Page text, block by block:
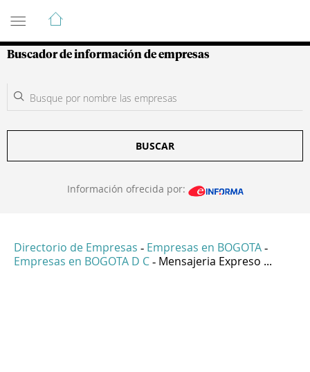
Guía de Empresas Colombianas
Buscador de información de empresas
BUSCAR
Información ofrecida por:
Directorio de Empresas - Empresas en BOGOTA -
Empresas en BOGOTA D C - Mensajeria Expreso ...